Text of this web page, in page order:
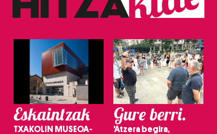
Eskaintzak
TXAKOLIN MUSEOA-
Gure berri.
'Atzera begira,